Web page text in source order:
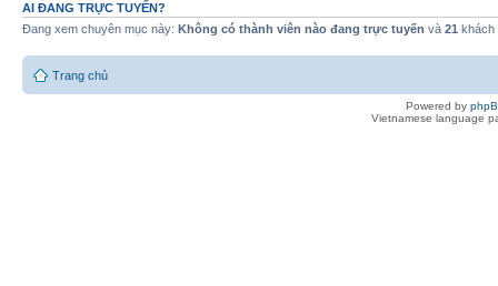
AI ĐANG TRỰC TUYẾN?
Đang xem chuyên mục này: Không có thành viên nào đang trực tuyến và 21 khách
Trang chủ
Powered by
Vietnamese language